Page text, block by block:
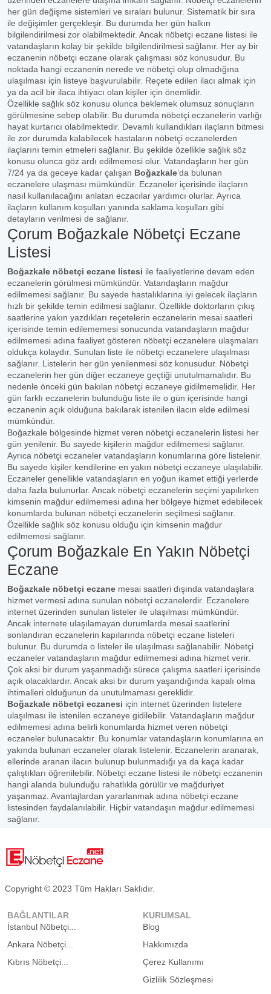
her gün değişme sistemleri ve sıraları bulunur. Sistematik bir sıra
ile değişimler gerçekleşir. Bu durumda her gün halkın
bilgilendirilmesi zor olabilmektedir. Ancak nöbetçi eczane listesi ile
vatandaşların kolay bir şekilde bilgilendirilmesi sağlanır. Her ay bir
eczanenin nöbetçi eczane olarak çalışması söz konusudur. Bu
noktada hangi eczanenin nerede ve nöbetçi olup olmadığına
ulaşılması için listeye başvurulabilir. Reçete edilen ilacı almak için
ya da acil bir ilaca ihtiyacı olan kişiler için önemlidir.
Özellikle sağlık söz konusu olunca beklemek olumsuz sonuçların
görülmesine sebep olabilir. Bu durumda nöbetçi eczanelerin varlığı
hayat kurtarıcı olabilmektedir. Devamlı kullandıkları ilaçların bitmesi
ile zor durumda kalabilecek hastaların nöbetçi eczanelerden
ilaçlarını temin etmeleri sağlanır. Bu şekilde özellikle sağlık söz
konusu olunca göz ardı edilmemesi olur. Vatandaşların her gün
7/24 ya da geceye kadar çalışan Boğazkale’da bulunan
eczanelere ulaşması mümkündür. Eczaneler içerisinde ilaçların
nasıl kullanılacağını anlatan eczacılar yardımcı olurlar. Ayrıca
ilaçların kullanım koşulları yanında saklama koşulları gibi
detayların verilmesi de sağlanır.
Çorum Boğazkale Nöbetçi Eczane
Listesi
Boğazkale nöbetçi eczane listesi ile faaliyetlerine devam eden
eczanelerin görülmesi mümkündür. Vatandaşların mağdur
edilmemesi sağlanır. Bu sayede hastalıklarına iyi gelecek ilaçların
hızlı bir şekilde temin edilmesi sağlanır. Özellikle doktorların çıkış
saatlerine yakın yazdıkları reçetelerin eczanelerin mesai saatleri
içerisinde temin edilememesi sonucunda vatandaşların mağdur
edilmemesi adına faaliyet gösteren nöbetçi eczanelere ulaşmaları
oldukça kolaydır. Sunulan liste ile nöbetçi eczanelere ulaşılması
sağlanır. Listelerin her gün yenilenmesi söz konusudur. Nöbetçi
eczanelerin her gün diğer eczaneye geçtiği unutulmamalıdır. Bu
nedenle önceki gün bakılan nöbetçi eczaneye gidilmemelidir. Her
gün farklı eczanelerin bulunduğu liste ile o gün içerisinde hangi
eczanenin açık olduğuna bakılarak istenilen ilacın elde edilmesi
mümkündür.
Boğazkale bölgesinde hizmet veren nöbetçi eczanelerin listesi her
gün yenilenir. Bu sayede kişilerin mağdur edilmemesi sağlanır.
Ayrıca nöbetçi eczaneler vatandaşların konumlarına göre listelenir.
Bu sayede kişiler kendilerine en yakın nöbetçi eczaneye ulaşılabilir.
Eczaneler genellikle vatandaşların en yoğun ikamet ettiği yerlerde
daha fazla bulunurlar. Ancak nöbetçi eczanelerin seçimi yapılırken
kimsenin mağdur edilmemesi adına her bölgeye hizmet edebilecek
konumlarda bulunan nöbetçi eczanelerin seçilmesi sağlanır.
Özellikle sağlık söz konusu olduğu için kimsenin mağdur
edilmemesi sağlanır.
Çorum Boğazkale En Yakın Nöbetçi
Eczane
Boğazkale nöbetçi eczane mesai saatleri dışında vatandaşlara
hizmet vermesi adına sunulan nöbetçi eczanelerdir. Eczanelere
internet üzerinden sunulan listeler ile ulaşılması mümkündür.
Ancak internete ulaşılamayan durumlarda mesai saatlerini
sonlandıran eczanelerin kapılarında nöbetçi eczane listeleri
bulunur. Bu durumda o listeler ile ulaşılması sağlanabilir. Nöbetçi
eczaneler vatandaşların mağdur edilmemesi adına hizmet verir.
Çok aksi bir durum yaşanmadığı sürece çalışma saatleri içerisinde
açık olacaklardır. Ancak aksi bir durum yaşandığında kapalı olma
ihtimalleri olduğunun da unutulmaması gereklidir.
Boğazkale nöbetçi eczanesi için internet üzerinden listelere
ulaşılması ile istenilen eczaneye gidilebilir. Vatandaşların mağdur
edilmemesi adına belirli konumlarda hizmet veren nöbetçi
eczaneler bulunacaktır. Bu konumlar vatandaşların konumlarına en
yakında bulunan eczaneler olarak listelenir. Eczanelerin aranarak,
ellerinde aranan ilacın bulunup bulunmadığı ya da kaça kadar
çalıştıkları öğrenilebilir. Nöbetçi eczane listesi ile nöbetçi eczanenin
hangi alanda bulunduğu rahatlıkla görülür ve mağduriyet
yaşanmaz. Avantajlardan yararlanmak adına nöbetçi eczane
listesinden faydalanılabilir. Hiçbir vatandaşın mağdur edilmemesi
sağlanır.
Copyright © 2023 Tüm Hakları Saklıdır.
BAĞLANTILAR
İstanbul Nöbetçi...
Ankara Nöbetçi...
Kıbrıs Nöbetçi...
KURUMSAL
Blog
Hakkımızda
Çerez Kullanımı
Gizlilik Sözleşmesi